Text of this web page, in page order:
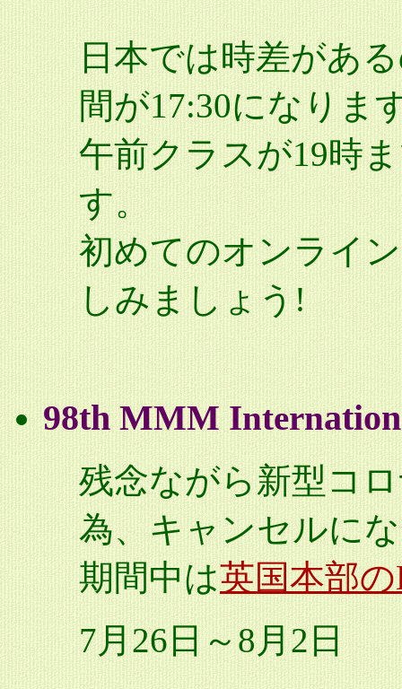
日本では時差があ
間が17:30になりま
午前クラスが19時
す。
初めてのオンライ
しみましょう!
98th MMM Intern
残念ながら新型コ
為、キャンセルに
期間中は英国本部の
7月26日～8月2日